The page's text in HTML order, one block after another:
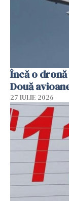
Încă o dronă
Două
27 IULIE 2026